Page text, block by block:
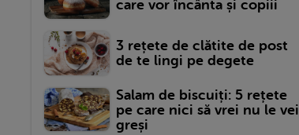
care vor încânta și copiii
3 rețete de clătite de post
de te lingi pe degete
Salam de biscuiți: 5 rețete
pe care nici să vrei nu le vei
greși